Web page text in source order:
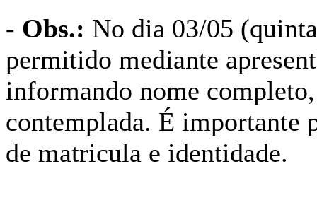
- Obs.: No dia 03/05
permitido mediante
informando nome
contemplada. É importante
de matricula e identidade.